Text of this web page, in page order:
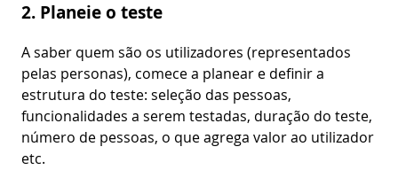
2. Planeie o teste
A saber quem são os utilizadores (representados
pelas personas), comece a planear e definir a
estrutura do teste: seleção das pessoas,
funcionalidades a serem testadas, duração do teste,
número de pessoas, o que agrega valor ao utilizador
etc.